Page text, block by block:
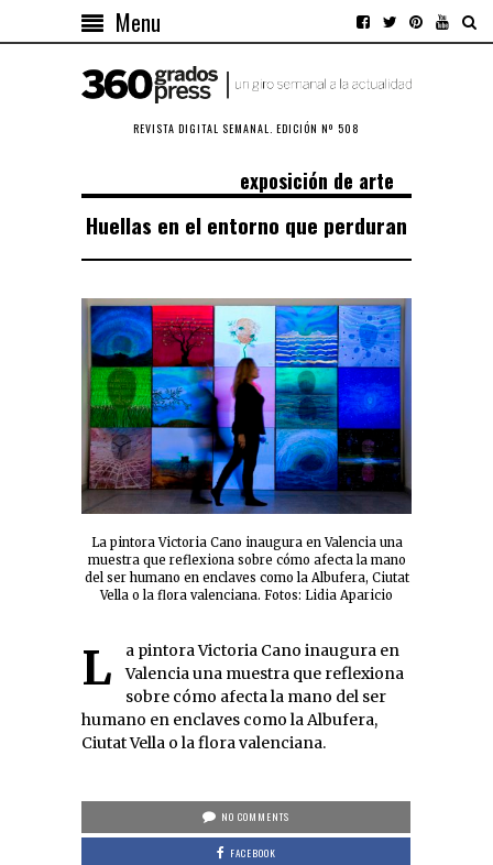
Menu
REVISTA DIGITAL SEMANAL. EDICIÓN Nº 508
exposición de arte
Huellas en el entorno que perduran
La pintora Victoria Cano inaugura en Valencia una
muestra que reflexiona sobre cómo afecta la mano
del ser humano en enclaves como la Albufera, Ciutat
Vella o la flora valenciana. Fotos: Lidia Aparicio
La pintora Victoria Cano inaugura en
Valencia una muestra que reflexiona
sobre cómo afecta la mano del ser
humano en enclaves como la Albufera,
Ciutat Vella o la flora valenciana.
NO COMMENTS
FACEBOOK